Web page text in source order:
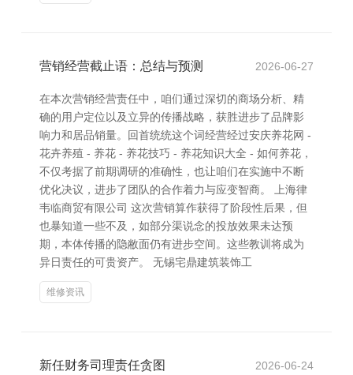
营销经营截止语：总结与预测 2026-06-27
在本次营销经营责任中，咱们通过深切的商场分析、精
确的用户定位以及立异的传播战略，获胜进步了品牌影
响力和居品销量。回首统统这个词经营经过安庆养花网 -
花卉养殖 - 养花 - 养花技巧 - 养花知识大全 - 如何养花，
不仅考据了前期调研的准确性，也让咱们在实施中不断
优化决议，进步了团队的合作着力与应变智商。 上海律
韦临商贸有限公司 这次营销算作获得了阶段性后果，但
也暴知道一些不及，如部分渠说念的投放效果未达预
期，本体传播的隐敝面仍有进步空间。这些教训将成为
异日责任的可贵资产。 无锡宅鼎建筑装饰工
维修资讯
新任财务司理责任贪图 2026-06-24